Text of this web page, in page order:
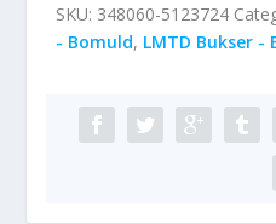
SKU: 348060-5123724
- Bomuld, LMTD Bukser -